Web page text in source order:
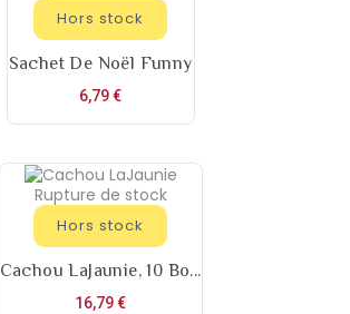
Hors stock
Sachet De Noël Funny
6,79 €Prix
Rupture de stock
Hors stock
Cachou LaJaunie, 10 Bo...
16,79 €Prix